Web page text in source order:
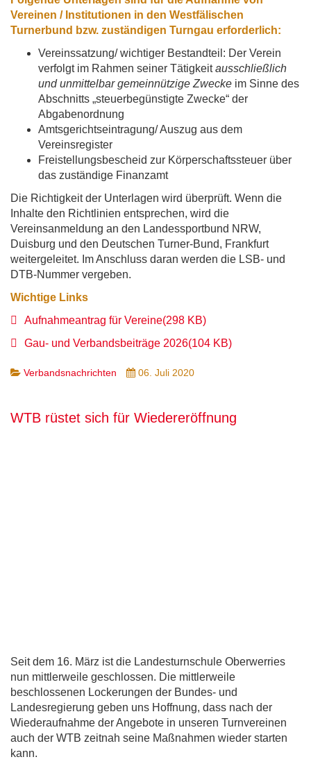
Vereinen / Institutionen in den Westfälischen
Turnerbund bzw. zuständigen Turngau erforderlich:
Vereinssatzung/ wichtiger Bestandteil: Der Verein
verfolgt im Rahmen seiner Tätigkeitausschließlich
und unmittelbar gemeinnützige Zwecke im Sinne des
Abschnitts „steuerbegünstigte Zwecke“ der
Abgabenordnung
Amtsgerichtseintragung/ Auszug aus dem
Vereinsregister
Freistellungsbescheid zur Körperschaftssteuer über
das zuständige Finanzamt
Die Richtigkeit der Unterlagen wird überprüft. Wenn die
Inhalte den Richtlinien entsprechen, wird die
Vereinsanmeldung an den Landessportbund NRW,
Duisburg und den Deutschen Turner-Bund, Frankfurt
weitergeleitet. Im Anschluss daran werden die LSB- und
DTB-Nummer vergeben.
Wichtige Links
pdf
Aufnahmeantrag für Vereine(298 KB)
pdf
Gau- und Verbandsbeiträge 2026(104 KB)
Verbandsnachrichten 06. Juli 2020
WTB rüstet sich für Wiedereröffnung
Seit dem 16. März ist die Landesturnschule Oberwerries
nun mittlerweile geschlossen. Die mittlerweile
beschlossenen Lockerungen der Bundes- und
Landesregierung geben uns Hoffnung, dass nach der
Wiederaufnahme der Angebote in unseren Turnvereinen
auch der WTB zeitnah seine Maßnahmen wieder starten
kann.